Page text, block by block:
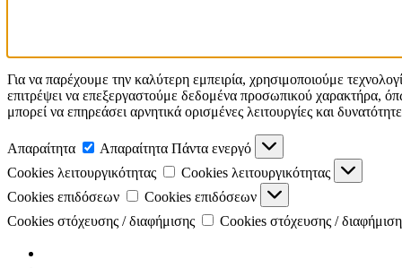
Για να παρέχουμε την καλύτερη εμπειρία, χρησιμοποιούμε
επιτρέψει να επεξεργαστούμε δεδομένα προσωπικού χαρακτήρα,
μπορεί να επηρεάσει αρνητικά ορισμένες λειτουργίες και
Απαραίτητα Απαραίτητα Πάντα ενεργό
Cookies λειτουργικότητας
Cookies λειτουργικότητας
Cookies επιδόσεων
Cookies επιδόσεων
Cookies στόχευσης / διαφήμισης
Cookies στόχευσης /